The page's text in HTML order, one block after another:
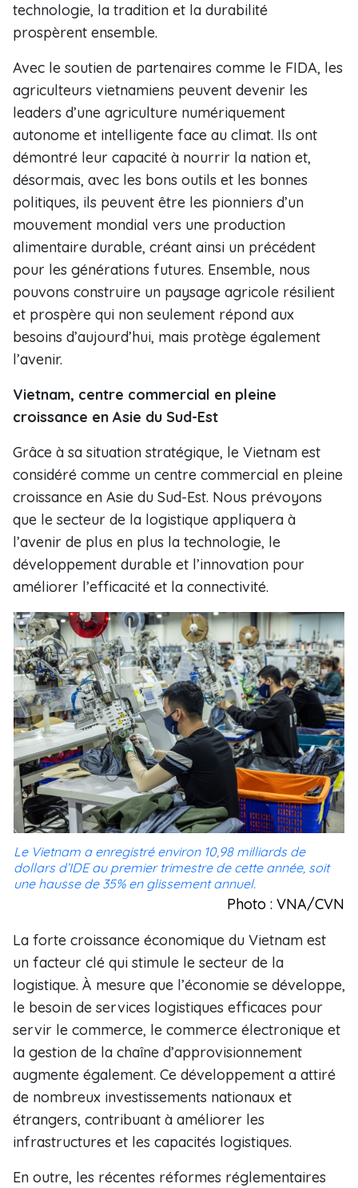
technologie, la tradition et la durabilité
prospèrent ensemble.
Avec le soutien de partenaires comme le FIDA, les
agriculteurs vietnamiens peuvent devenir les
leaders d’une agriculture numériquement
autonome et intelligente face au climat. Ils ont
démontré leur capacité à nourrir la nation et,
désormais, avec les bons outils et les bonnes
politiques, ils peuvent être les pionniers d’un
mouvement mondial vers une production
alimentaire durable, créant ainsi un précédent
pour les générations futures. Ensemble, nous
pouvons construire un paysage agricole résilient
et prospère qui non seulement répond aux
besoins d’aujourd’hui, mais protège également
l’avenir.
Vietnam, centre commercial en pleine
croissance en Asie du Sud-Est
Grâce à sa situation stratégique, le Vietnam est
considéré comme un centre commercial en pleine
croissance en Asie du Sud-Est. Nous prévoyons
que le secteur de la logistique appliquera à
l’avenir de plus en plus la technologie, le
développement durable et l’innovation pour
améliorer l’efficacité et la connectivité.
Le Vietnam a enregistré environ 10,98 milliards de
dollars d’IDE au premier trimestre de cette année, soit
une hausse de 35% en glissement annuel.
Photo : VNA/CVN
La forte croissance économique du Vietnam est
un facteur clé qui stimule le secteur de la
logistique. À mesure que l’économie se développe,
le besoin de services logistiques efficaces pour
servir le commerce, le commerce électronique et
la gestion de la chaîne d’approvisionnement
augmente également. Ce développement a attiré
de nombreux investissements nationaux et
étrangers, contribuant à améliorer les
infrastructures et les capacités logistiques.
En outre, les récentes réformes réglementaires